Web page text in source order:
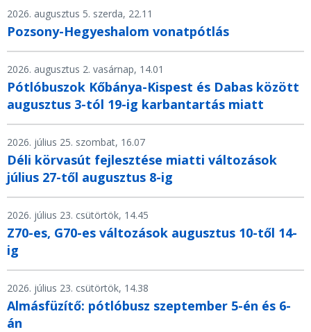
2026. augusztus 5. szerda, 22.11
Pozsony-Hegyeshalom vonatpótlás
2026. augusztus 2. vasárnap, 14.01
Pótlóbuszok Kőbánya-Kispest és Dabas között
augusztus 3-tól 19-ig karbantartás miatt
2026. július 25. szombat, 16.07
Déli körvasút fejlesztése miatti változások
július 27-től augusztus 8-ig
2026. július 23. csütörtök, 14.45
Z70-es, G70-es változások augusztus 10-től 14-
ig
2026. július 23. csütörtök, 14.38
Almásfüzítő: pótlóbusz szeptember 5-én és 6-
án